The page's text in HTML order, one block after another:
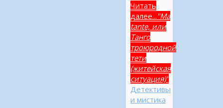
Читать
далее... "Ma
tante, или
Танго
троюродной
тети
(житейская
ситуация)"
Детективы
и мистика